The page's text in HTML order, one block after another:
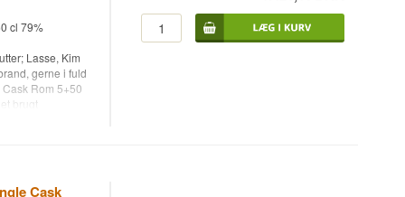
cl 79%
Lasse, Kim
gerne i fuld
Rom 5+50
brugt
Cask